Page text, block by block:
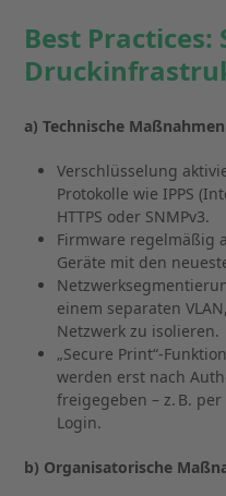
Best Practices:
a) Technische Maßnahmen
Verschlüsselung
Protokolle wie IPPS
HTTPS oder SNMPv3.
Firmware regelmäßig
Geräte mit den
einem separaten
Netzwerk zu isolieren.
„Secure Print“-
werden erst nach
freigegeben – z. B.
Login.
b) Organisatorische